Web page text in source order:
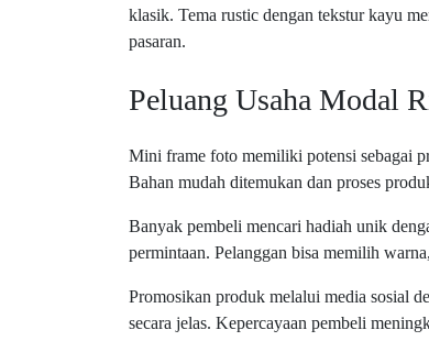
klasik. Tema rustic dengan tekstur kayu
pasaran.
Peluang Usaha Modal
Mini frame foto memiliki potensi sebagai
Bahan mudah ditemukan dan proses
Banyak pembeli mencari hadiah unik
permintaan. Pelanggan bisa memilih
Promosikan produk melalui media sosial
secara jelas. Kepercayaan pembeli